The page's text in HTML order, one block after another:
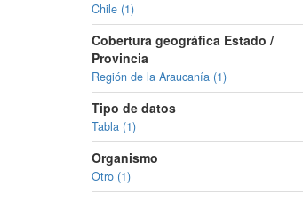
Chile (1)
Cobertura geográfica Estado /
Provincia
Región de la Araucanía (1)
Tipo de datos
Tabla (1)
Organismo
Otro (1)